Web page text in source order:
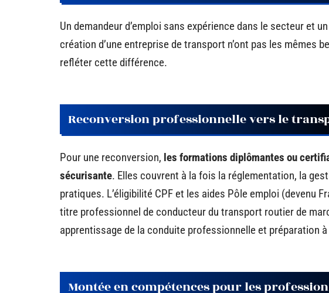
Un demandeur d’emploi sans expérience dans le secteur et
création d’une entreprise de transport n’ont pas les mêmes
refléter cette différence.
Reconversion professionnelle vers le
Pour une reconversion, les formations diplômantes ou
sécurisante. Elles couvrent à la fois la réglementation, la
pratiques. L’éligibilité CPF et les aides Pôle emploi (devenu
titre professionnel de conducteur du transport routier de
apprentissage de la conduite professionnelle et préparation
Montée en compétences pour les